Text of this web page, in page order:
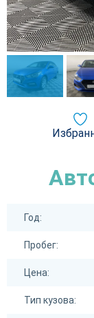
Год:
Пробег:
Цена:
Тип кузова: